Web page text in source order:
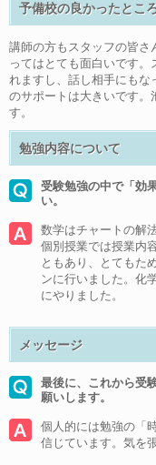
予備校の良かったとこ
講師の方もスタッフの皆さ
ってはとても面白いです。
れますし、話し相手にもな
のサポートは大きいです。
す。
勉強内容について
受験勉強の中で「効
い。
数学はチャートの解
個別授業では授業内
ともあり、とてもた
ンに行いました。化
にやりました。
メッセージ
最後に、これから受
願いします。
個人的には勉強の「
信じています。気を